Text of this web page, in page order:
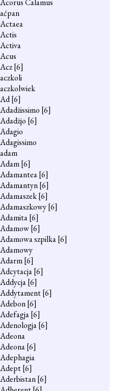
Acorus Calamus
aćpan
Actaea
Actis
Activa
Acus
Acz[6]
aczkoli
aczkolwiek
Ad[6]
Adadżissimo [6]
Adadżjo [6]
Adagio
Adagissimo
adam
Adam[6]
Adamantea[6]
Adamantyn[6]
Adamaszek[6]
Adamaszkowy[6]
Adamita[6]
Adamow[6]
Adamowa szpilka[6]
Adamowy
Adarm[6]
Adcytacja[6]
Addycja[6]
Addytament[6]
Adebon[6]
Adefagja[6]
Adenologja[6]
Adeona
Adeona[6]
Adephagia
Adept[6]
Aderbistan[6]